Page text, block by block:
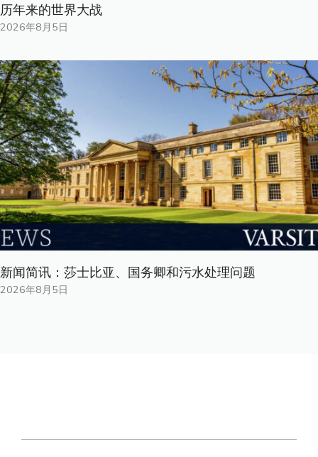
历年来的世界大战
2026年8月5日
新闻简讯：莎士比亚、国务卿和污水处理问题
2026年8月5日